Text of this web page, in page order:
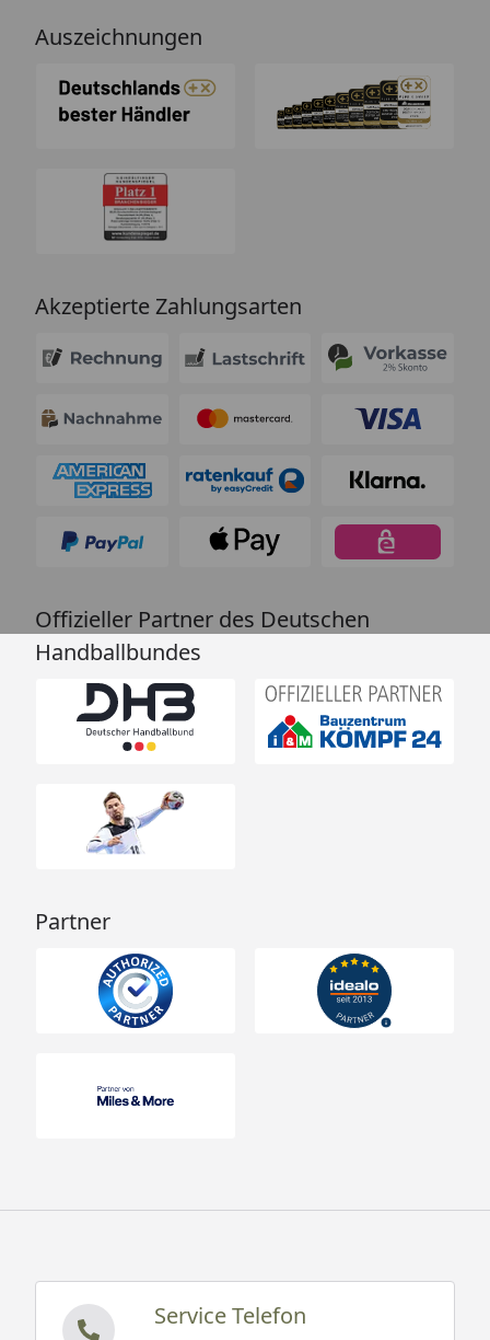
Auszeichnungen
Akzeptierte Zahlungsarten
Offizieller Partner des Deutschen
Handballbundes
Partner
Service Telefon